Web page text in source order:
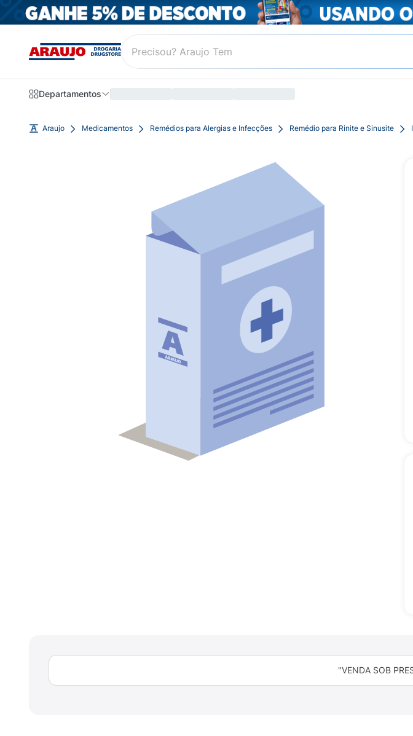
Departamentos
Araujo Medicamentos Remédios para Alergias e Infecções Remédio para Rinite e Sinusite
"VENDA SOB